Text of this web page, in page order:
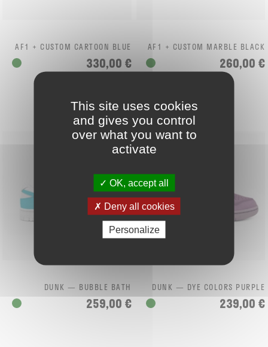
AF1 + CUSTOM CARTOON BLUE
330,00 €
AF1 + CUSTOM MARBLE BLACK
260,00 €
DUNK — BUBBLE BATH
259,00 €
DUNK — DYE COLORS PURPLE
239,00 €
This site uses cookies
and gives you control
over what you want to
activate
OK, accept all
Deny all cookies
Personalize